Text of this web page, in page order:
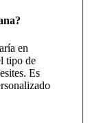
en
tipo de
Es